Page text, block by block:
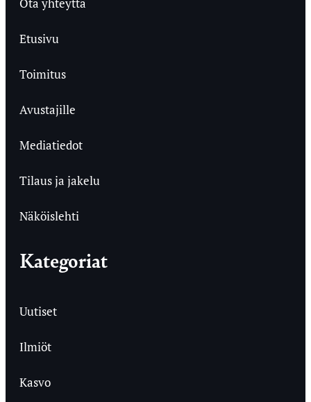
Etusivu
Toimitus
Avustajille
Mediatiedot
Tilaus ja jakelu
Näköislehti
Kategoriat
Uutiset
Ilmiöt
Kasvo